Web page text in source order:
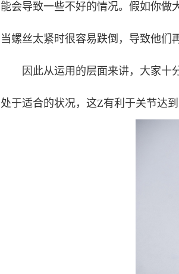
能会导致一些不好的情况。假如你做
当螺丝太紧时很容易跌倒，导致他们
因此从运用的层面来讲，大家十
处于适合的状况，这Z有利于关节达